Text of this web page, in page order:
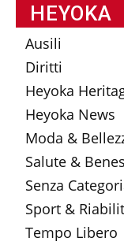
HEYOKA
Ausili
Diritti
Heyoka
Heyoka News
Moda &
Salute &
Senza
Sport &
Tempo Libero